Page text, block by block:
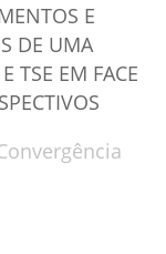
E
DE UMA
TSE EM FACE